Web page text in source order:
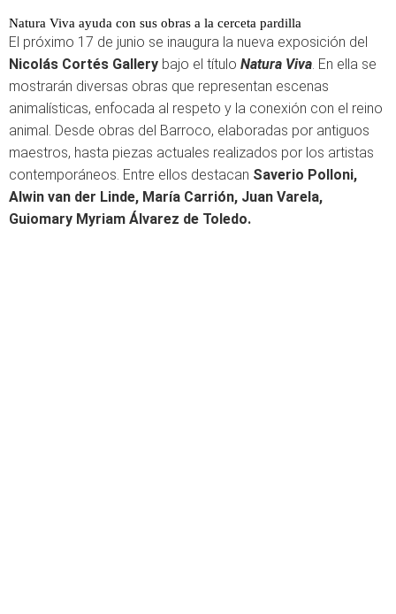
Natura Viva ayuda con sus obras a la cerceta pardilla
El próximo 17 de junio se inaugura la nueva exposición del
Nicolás Cortés Gallery bajo el título Natura Viva. En ella se
mostrarán diversas obras que representan escenas
animalísticas, enfocada al respeto y la conexión con el reino
animal. Desde obras del Barroco, elaboradas por antiguos
maestros, hasta piezas actuales realizados por los artistas
contemporáneos. Entre ellos destacan Saverio Polloni,
Alwin van der Linde, María Carrión, Juan Varela,
Guiomary Myriam Álvarez de Toledo.